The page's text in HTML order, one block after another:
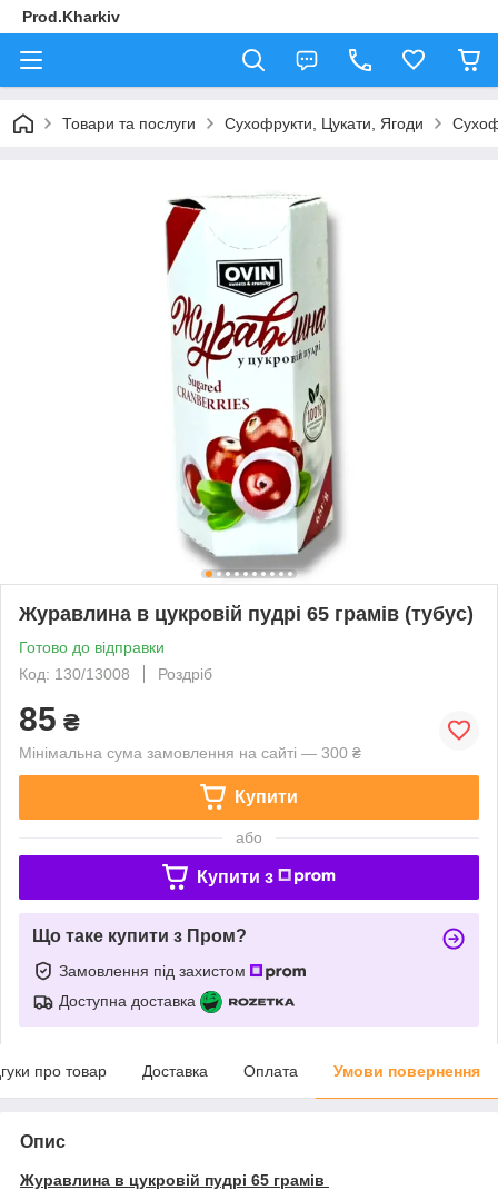
Prod.Kharkiv
Товари та послуги Сухофрукти, Цукати, Ягоди
Журавлина в цукровій пудрі 65 грамів (тубус)
Готово до відправки
Код: 130/13008
Роздріб
85 ₴
Мінімальна сума замовлення на сайті — 300 ₴
Купити
або
Купити з
Що таке купити з Пром?
Замовлення під захистом
Доступна доставка
про товар Доставка Оплата Умови повернення
Опис
Журавлина в цукровій пудрі 65 грамів